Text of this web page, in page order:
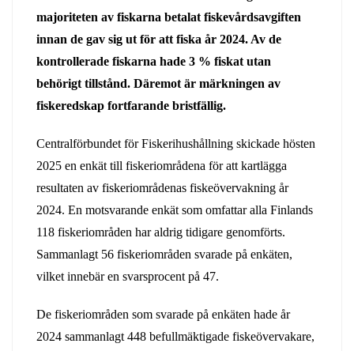
majoriteten av fiskarna betalat fiskevårdsavgiften
innan de gav sig ut för att fiska år 2024. Av de
kontrollerade fiskarna hade 3 % fiskat utan
behörigt tillstånd. Däremot är märkningen av
fiskeredskap fortfarande bristfällig.
Centralförbundet för Fiskerihushållning skickade hösten
2025 en enkät till fiskeriområdena för att kartlägga
resultaten av fiskeriområdenas fiskeövervakning år
2024. En motsvarande enkät som omfattar alla Finlands
118 fiskeriområden har aldrig tidigare genomförts.
Sammanlagt 56 fiskeriområden svarade på enkäten,
vilket innebär en svarsprocent på 47.
De fiskeriområden som svarade på enkäten hade år
2024 sammanlagt 448 befullmäktigade fiskeövervakare,